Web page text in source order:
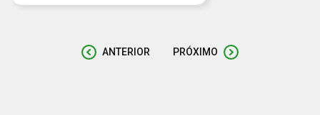
ANTERIOR PRÓXIMO